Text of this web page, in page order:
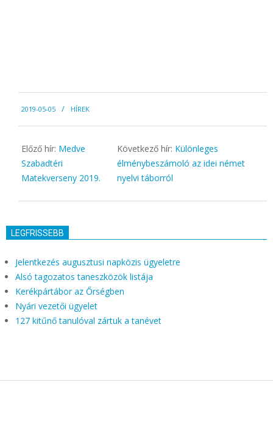
05-
05
2019-05-05 HÍREK
Előző hír: Medve
Szabadtéri
Matekverseny 2019.
Következő hír: Különleges
élménybeszámoló az idei német
nyelvi táborról
LEGFRISSEBB
Jelentkezés augusztusi napközis ügyeletre
Alsó tagozatos taneszközök listája
Kerékpártábor az Őrségben
Nyári vezetői ügyelet
127 kitűnő tanulóval zártuk a tanévet